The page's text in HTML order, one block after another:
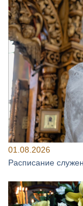
01.08.2026
Расписание